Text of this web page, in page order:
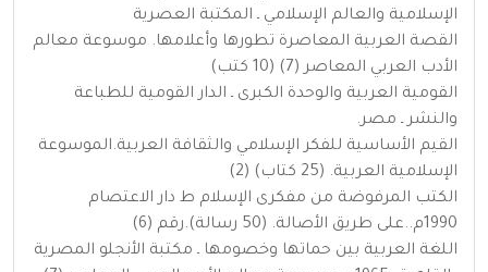
الإسلامية والعالم الإسلامي ـ المكتبة العصرية
القصة العربية المعاصرة تطورها وأعلامها. موسوعة معالم
الأدب العربي المعاصر (7) (10 كتب)
القومية العربية والوحدة الكبرى ـ الدار القومية للطباعة
والنشر ـ مصر.
القيم الأساسية للفكر الإسلامي والثقافة العربية.الموسوعة
الإسلامية العربية. (25 كتاب) (2)
الكتب المرفوضة من مفكرى الإسلام ط دار الاعتصام
1990م..على طريق الأصالة. (50 رسالة).رقم (6)
اللغة العربية بين حماتها وخصومها ـ مكتبة الأنجلو المصرية